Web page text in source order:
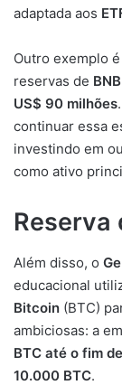
adaptada aos
Outro exemplo
reservas de BNB
US$ 90 milhões
continuar essa
investindo em
como ativo
Reserva
Além disso, o
educacional
Bitcoin (BTC)
ambiciosas: a
BTC até o fim
10.000 BTC.